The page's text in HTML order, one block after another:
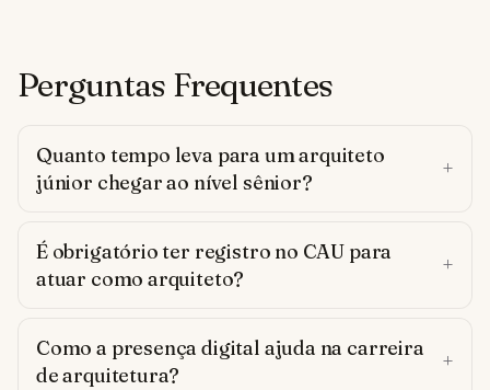
Perguntas Frequentes
Quanto tempo leva para um arquiteto
júnior chegar ao nível sênior?
É obrigatório ter registro no CAU para
atuar como arquiteto?
Como a presença digital ajuda na carreira
de arquitetura?